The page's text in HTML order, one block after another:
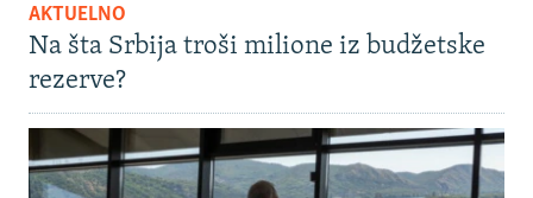
AKTUELNO
Na šta Srbija troši milione iz budžetske
rezerve?